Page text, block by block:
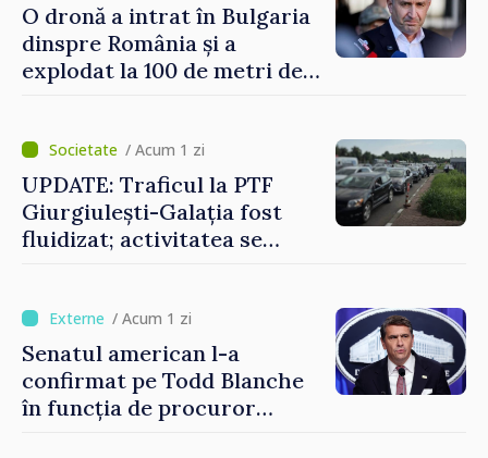
O dronă a intrat în Bulgaria
dinspre România și a
explodat la 100 de metri de
/ Acum 1 zi
UPDATE: Traficul la PTF
Giurgiulești-Galația fost
fluidizat; activitatea se
/ Acum 1 zi
Senatul american l-a
confirmat pe Todd Blanche
în funcția de procuror